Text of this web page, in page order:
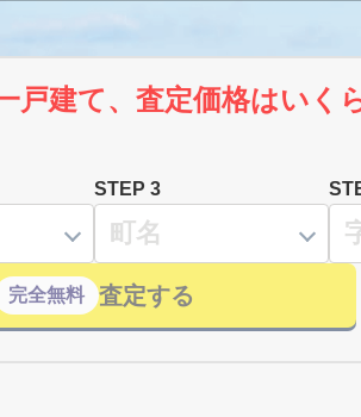
戸建て、査定価格はいく
STEP 3
完全無料 査定する